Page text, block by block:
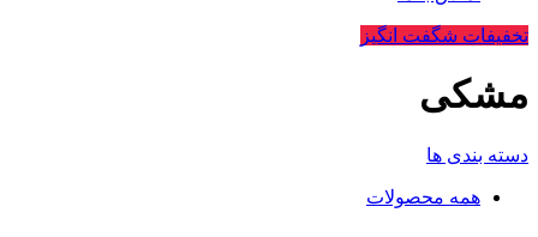
تخفیفات شگفت انگیز
مشکی
دسته بندی ها
همه محصولات